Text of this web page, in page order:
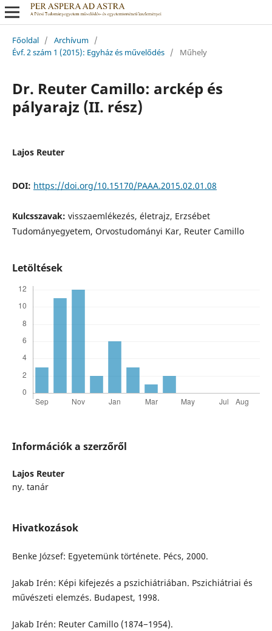
Főoldal / Archívum /
Évf. 2 szám 1 (2015): Egyház és művelődés / Műhely
Dr. Reuter Camillo: arckép és
pályarajz (II. rész)
Lajos Reuter
DOI: https://doi.org/10.15170/PAAA.2015.02.01.08
Kulcsszavak: visszaemlékezés, életrajz, Erzsébet
Tudományegyetem, Orvostudományi Kar, Reuter Camillo
Letöltések
Információk a szerzőről
Lajos Reuter
ny. tanár
Hivatkozások
Benke József: Egyetemünk története. Pécs, 2000.
Jakab Irén: Képi kifejezés a pszichiátriában. Pszichiátriai és
művészeti elemzés. Budapest, 1998.
Jakab Irén: Reuter Camillo (1874−1954).